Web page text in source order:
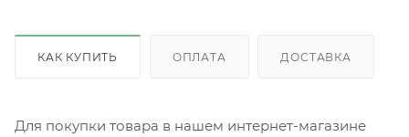
КАК КУПИТЬ ОПЛАТА ДОСТАВКА
Для покупки товара в нашем интернет-магазине